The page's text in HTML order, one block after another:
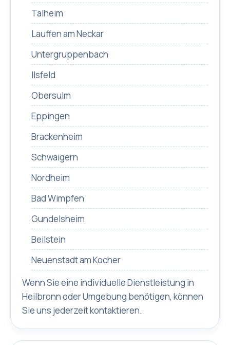
Talheim
Lauffen am Neckar
Untergruppenbach
Ilsfeld
Obersulm
Eppingen
Brackenheim
Schwaigern
Nordheim
Bad Wimpfen
Gundelsheim
Beilstein
Neuenstadt am Kocher
Wenn Sie eine individuelle Dienstleistung in
Heilbronn oder Umgebung benötigen, können
Sie uns jederzeit kontaktieren.